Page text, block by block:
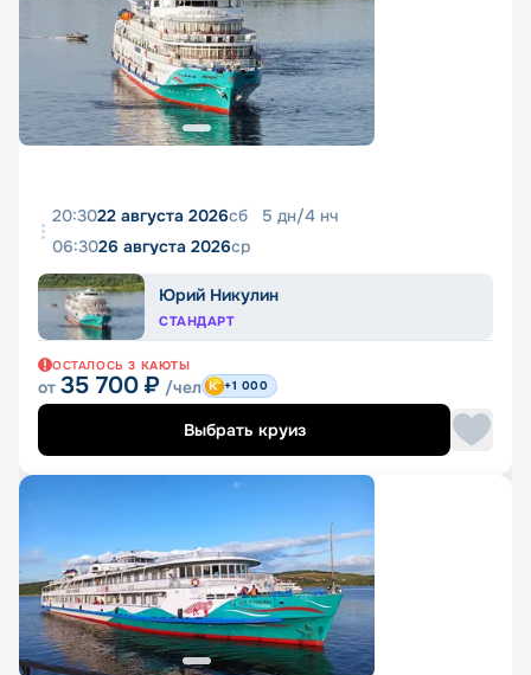
20:3022 августа 2026сб 5 дн/4 нч
06:3026 августа 2026ср
Юрий Никулин
СТАНДАРТ
ОСТАЛОСЬ 3 КАЮТЫ
от 35 700 ₽ /чел +1 000
Выбрать круиз